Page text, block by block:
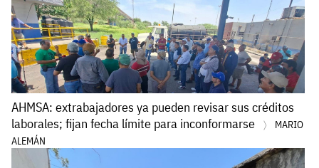
AHMSA: extrabajadores ya pueden revisar sus créditos
laborales; fijan fecha límite para inconformarse
MARIO
ALEMÁN